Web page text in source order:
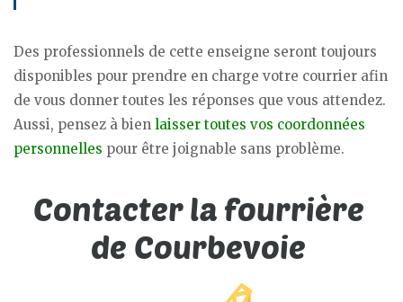
Des professionnels de cette enseigne seront toujours
disponibles pour prendre en charge votre courrier afin
de vous donner toutes les réponses que vous attendez.
Aussi, pensez à bien laisser toutes vos coordonnées
personnelles pour être joignable sans problème.